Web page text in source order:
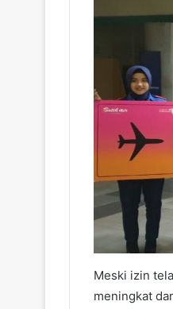
Meski izin
meningkat